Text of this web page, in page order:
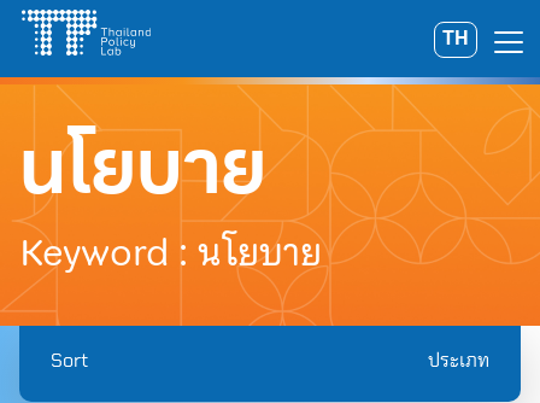
Skip
content
TH
Search
for:
นโยบาย
Keyword : นโยบาย
Sort ประเภท